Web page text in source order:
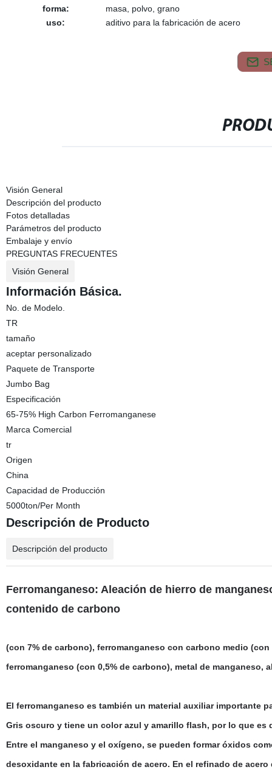
forma:
masa, polvo, grano
uso:
aditivo para la fabricación de acero
Visión General
Descripción del producto
Fotos detalladas
Parámetros del producto
Embalaje y envío
PREGUNTAS FRECUENTES
Visión General
Información Básica.
No. de Modelo.
TR
tamaño
aceptar personalizado
Paquete de Transporte
Jumbo Bag
Especificación
65-75% High Carbon Ferromanganese
Marca Comercial
tr
Origen
China
Capacidad de Producción
5000ton/Per Month
Descripción de Producto
Descripción del producto
Ferromanganeso: Aleación de hierro de
contenido de carbono
(con 7% de carbono), ferromanganeso con carbono medio
ferromanganeso (con 0,5% de carbono), metal de manganeso,
El ferromanganeso es también un material auxiliar importante
Gris oscuro y tiene un color azul y amarillo flash, por lo que
Entre el manganeso y el oxígeno, se pueden formar óxidos
desoxidante en la fabricación de acero. En el refinado de